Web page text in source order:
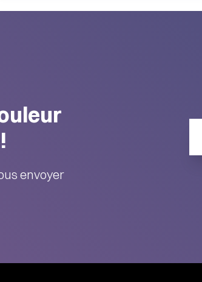
envoyer